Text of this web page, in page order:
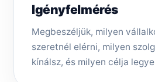
Igényfelmérés
Megbeszéljük, milyen
szeretnél elérni, milyen
kínálsz, és milyen célja